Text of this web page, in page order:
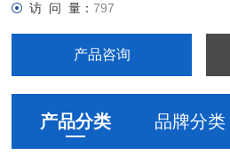
访 问 量：797
产品咨询
产品分类 品牌分类